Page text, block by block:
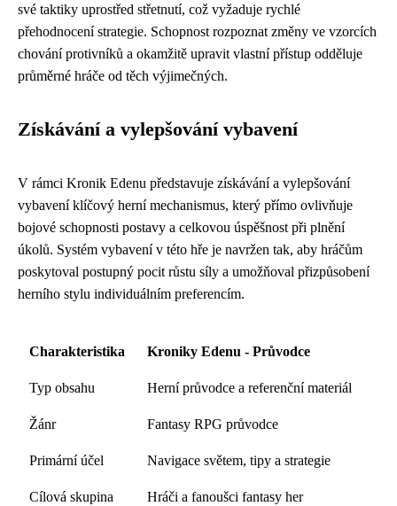
své taktiky uprostřed střetnutí, což vyžaduje rychlé
přehodnocení strategie. Schopnost rozpoznat změny ve vzorcích
chování protivníků a okamžitě upravit vlastní přístup odděluje
průměrné hráče od těch výjimečných.
Získávání a vylepšování vybavení
V rámci Kronik Edenu představuje získávání a vylepšování
vybavení klíčový herní mechanismus, který přímo ovlivňuje
bojové schopnosti postavy a celkovou úspěšnost při plnění
úkolů. Systém vybavení v této hře je navržen tak, aby hráčům
poskytoval postupný pocit růstu síly a umožňoval přizpůsobení
herního stylu individuálním preferencím.
Charakteristika Kroniky Edenu - Průvodce
Typ obsahu Herní průvodce a referenční materiál
Žánr Fantasy RPG průvodce
Primární účel Navigace světem, tipy a strategie
Cílová skupina Hráči a fanoušci fantasy her